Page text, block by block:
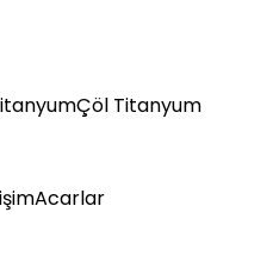
Çöl Titanyum
Acarlar